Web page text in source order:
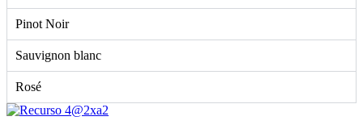
Pinot Noir
Sauvignon blanc
Rosé